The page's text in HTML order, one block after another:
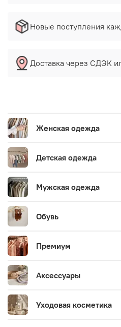
Новые поступления
Доставка через СДЭК
Женская одежда
Детская одежда
Мужская одежда
Обувь
Премиум
Аксессуары
Уходовая косметика